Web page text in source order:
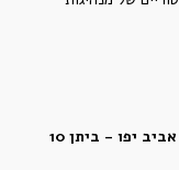
מקום: אקספו תל אביב, שדרות רוקח 101, תל אביב יפו - ביתן 10